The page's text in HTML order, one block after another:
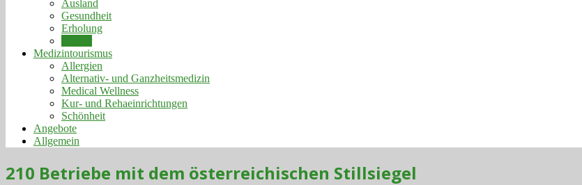
Ausland
Gesundheit
Erholung
Medizintourismus
Allergien
Alternativ- und Ganzheitsmedizin
Medical Wellness
Kur- und Rehaeinrichtungen
Schönheit
Angebote
Allgemein
210 Betriebe mit dem österreichischen Stillsiegel